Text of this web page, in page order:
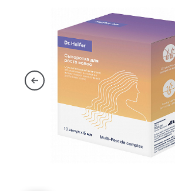
Пресс-центр
Контакты
Eng
Rus